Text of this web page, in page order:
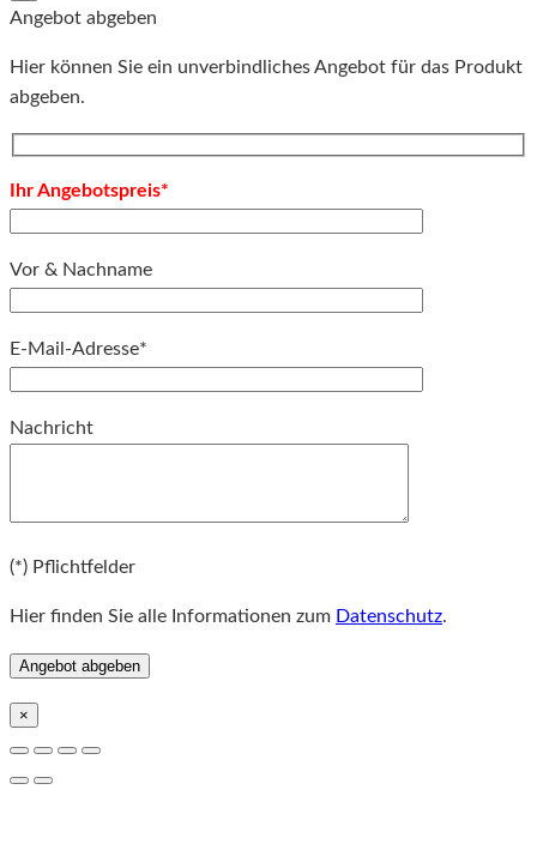
Angebot abgeben
Hier können Sie ein unverbindliches Angebot für das Produkt
abgeben.
Ihr Angebotspreis*
Vor & Nachname
E-Mail-Adresse*
Nachricht
(*) Pflichtfelder
Hier finden Sie alle Informationen zum Datenschutz.
×